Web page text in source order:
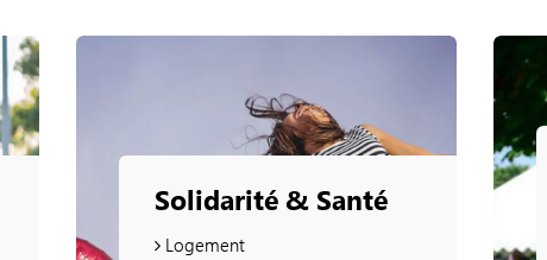
Solidarité & Santé
Logement